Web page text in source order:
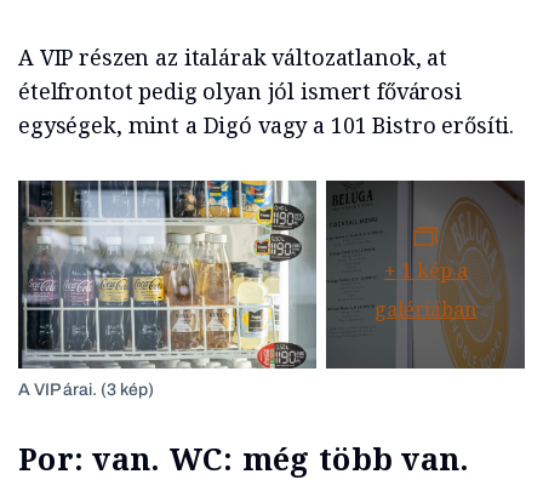
A VIP részen az italárak változatlanok, at
ételfrontot pedig olyan jól ismert fővárosi
egységek, mint a Digó vagy a 101 Bistro erősíti.
+ 1 kép a
galériában
A VIP árai. (3 kép)
Por: van. WC: még több van.